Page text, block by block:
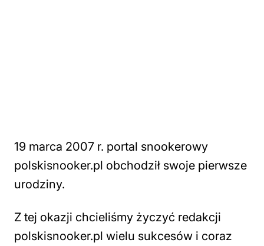
19 marca 2007 r. portal snookerowy
polskisnooker.pl obchodził swoje pierwsze
urodziny.
Z tej okazji chcieliśmy życzyć redakcji
polskisnooker.pl wielu sukcesów i coraz